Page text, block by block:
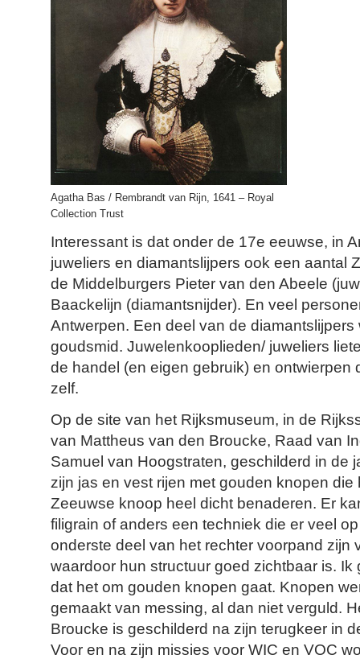
Agatha Bas / Rembrandt van Rijn, 1641 – Royal
Collection Trust
Interessant is dat onder de 17e eeuwse, in
juweliers en diamantslijpers ook een aantal
de Middelburgers Pieter van den Abeele
Baackelijn (diamantsnijder). En veel
Antwerpen. Een deel van de
goudsmid. Juwelenkooplieden/ juweliers
de handel (en eigen gebruik) en ontwierpen
zelf.
Op de site van het Rijksmuseum, in de
van Mattheus van den Broucke, Raad van
Samuel van Hoogstraten, geschilderd in de
zijn jas en vest rijen met gouden knopen die
Zeeuwse knoop heel dicht benaderen. Er
filigrain of anders een techniek die er veel
onderste deel van het rechter voorpand zijn
waardoor hun structuur goed zichtbaar is. Ik
dat het om gouden knopen gaat. Knopen
gemaakt van messing, al dan niet verguld.
Broucke is geschilderd na zijn terugkeer in
Voor en na zijn missies voor WIC en VOC